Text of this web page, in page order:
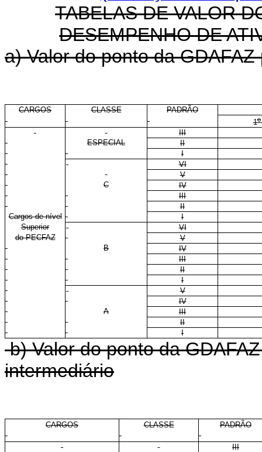
TABELAS DE VALOR
DESEMPENHO DE
a) Valor do ponto da
CARGOS CLASSE
PADRÃO
1o
III
ESPECIAL
II
I
VI
V
C
IV
III
II
Cargos de nível
I
Superior
VI
do PECFAZ
V
B
IV
III
II
I
V
IV
A
III
II
I
b) Valor do ponto da
intermediário
CARGOS CLASSE PADRÃO
III